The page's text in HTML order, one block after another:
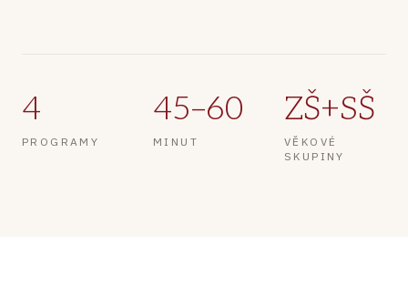
4
PROGRAMY
45–60
MINUT
ZŠ+SŠ
VĚKOVÉ
SKUPINY